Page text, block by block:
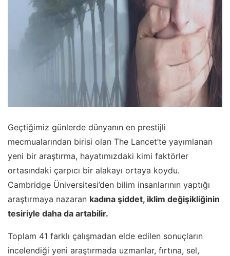
Geçtiğimiz günlerde dünyanın en prestijli
mecmualarından birisi olan The Lancet’te yayımlanan
yeni bir araştırma, hayatımızdaki kimi faktörler
ortasındaki çarpıcı bir alakayı ortaya koydu.
Cambridge Üniversitesi’den bilim insanlarının yaptığı
araştırmaya nazaran kadına şiddet, iklim değişikliğinin
tesiriyle daha da artabilir.
Toplam 41 farklı çalışmadan elde edilen sonuçların
incelendiği yeni araştırmada uzmanlar, fırtına, sel,